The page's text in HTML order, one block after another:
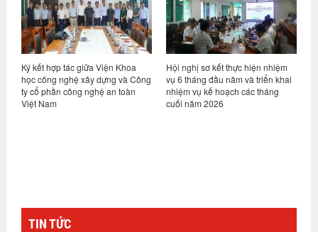
Ký kết hợp tác giữa Viện Khoa
học công nghệ xây dựng và Công
ty cổ phần công nghệ an toàn
Việt Nam
Hội nghị sơ kết thực hiện nhiệm
vụ 6 tháng đầu năm và triển khai
nhiệm vụ kế hoạch các tháng
cuối năm 2026
TIN TỨC